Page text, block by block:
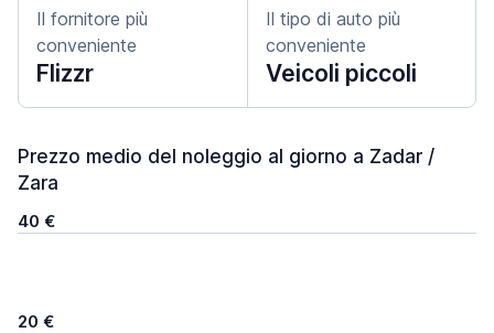
Il fornitore più
conveniente
Flizzr
Il tipo di auto più
conveniente
Veicoli piccoli
Prezzo medio del noleggio al giorno a Zadar /
Zara
40 €
20 €